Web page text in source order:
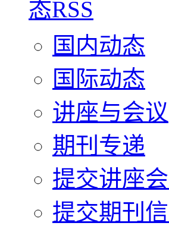
国内动态
国际动态
讲座与会议
期刊专递
提交讲座
提交期刊